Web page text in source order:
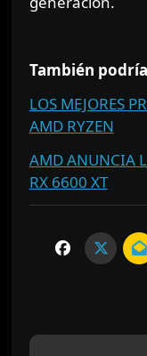
También
LOS MEJORES
AMD RYZEN
AMD ANUNCIA
RX 6600 XT
N